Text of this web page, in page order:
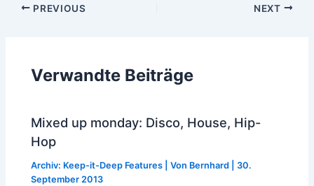
Post
PREVIOUS NEXT
Verwandte Beiträge
Mixed up monday: Disco, House, Hip-
Hop
Archiv: Keep-it-Deep Features | Von Bernhard |30.
September 2013